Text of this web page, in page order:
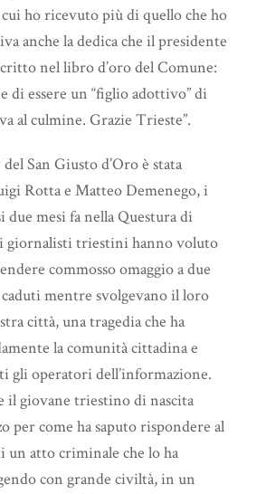
ho ricevuto più di quello che ho
anche la dedica che il presidente
nel libro d’oro del Comune:
di essere un “figlio adottivo” di
al culmine. Grazie Trieste”.
San Giusto d’Oro è stata
Rotta e Matteo Demenego, i
due mesi fa nella Questura di
giornalisti triestini hanno voluto
commosso omaggio a due
mentre svolgevano il loro
città, una tragedia che ha
la comunità cittadina e
gli operatori dell’informazione.
il giovane triestino di nascita
per come ha saputo rispondere al
un atto criminale che lo ha
con grande civiltà, in un